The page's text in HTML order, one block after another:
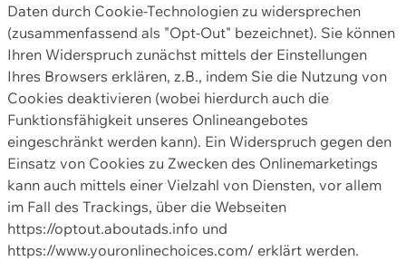
Daten durch Cookie-Technologien zu widersprechen
(zusammenfassend als "Opt-Out" bezeichnet). Sie können
Ihren Widerspruch zunächst mittels der Einstellungen
Ihres Browsers erklären, z.B., indem Sie die Nutzung von
Cookies deaktivieren (wobei hierdurch auch die
Funktionsfähigkeit unseres Onlineangebotes
eingeschränkt werden kann). Ein Widerspruch gegen den
Einsatz von Cookies zu Zwecken des Onlinemarketings
kann auch mittels einer Vielzahl von Diensten, vor allem
im Fall des Trackings, über die Webseiten
https://optout.aboutads.info und
https://www.youronlinechoices.com/ erklärt werden.